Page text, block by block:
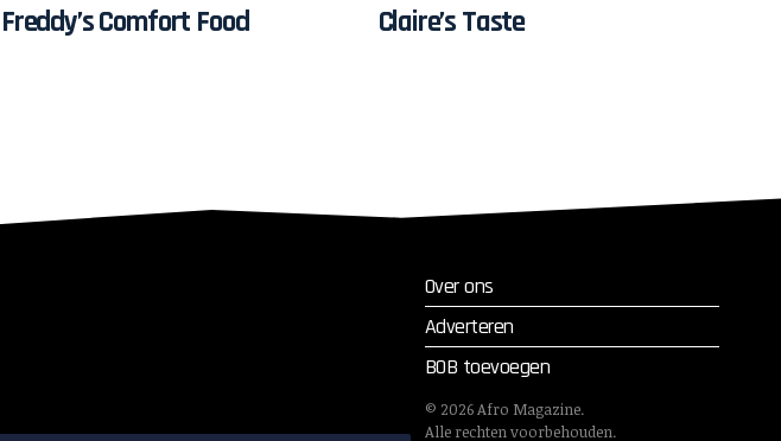
Freddy’s Comfort Food Claire’s Taste
Over ons
Adverteren
BOB toevoegen
© 2026Afro Magazine.
Alle rechten voorbehouden.